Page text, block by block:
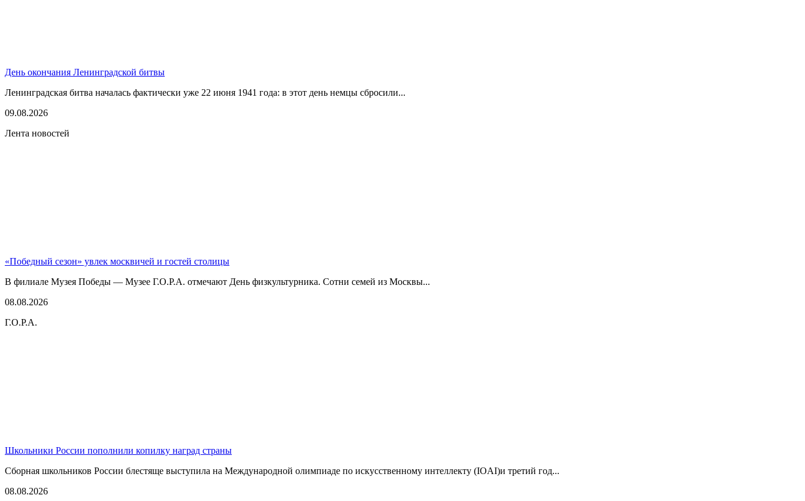
День окончания Ленинградской битвы
Ленинградская битва началась фактически уже 22 июня 1941 года: в этот день немцы сбросили...
09.08.2026
Лента новостей
«Победный сезон» увлек москвичей и гостей столицы
В филиале Музея Победы — Музее Г.О.Р.А. отмечают День физкультурника. Сотни семей из Москвы...
08.08.2026
Г.О.Р.А.
Школьники России пополнили копилку наград страны
Сборная школьников России блестяще выступила на Международной олимпиаде по искусственному интеллекту (IOAI)и третий год...
08.08.2026